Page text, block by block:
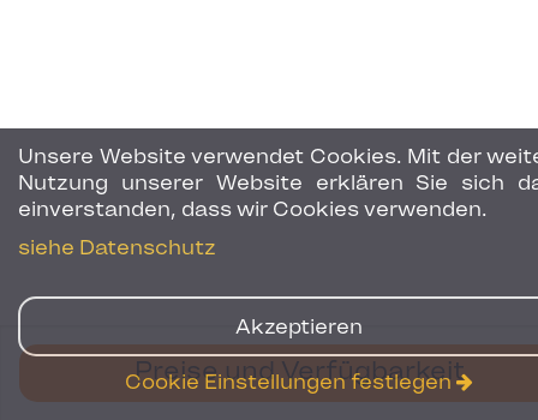
Preise und Verfügbarkeit
Unsere Website verwendet Cookies. Mit der
Nutzung unserer Website erklären Sie sich
einverstanden, dass wir Cookies verwenden.
siehe Datenschutz
Akzeptieren
Cookie Einstellungen festlegen